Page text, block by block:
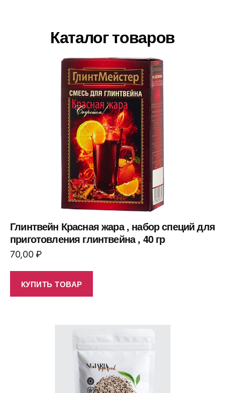
Каталог товаров
Глинтвейн Красная жара , набор специй для
приготовления глинтвейна , 40 гр
70,00₽
КУПИТЬ ТОВАР